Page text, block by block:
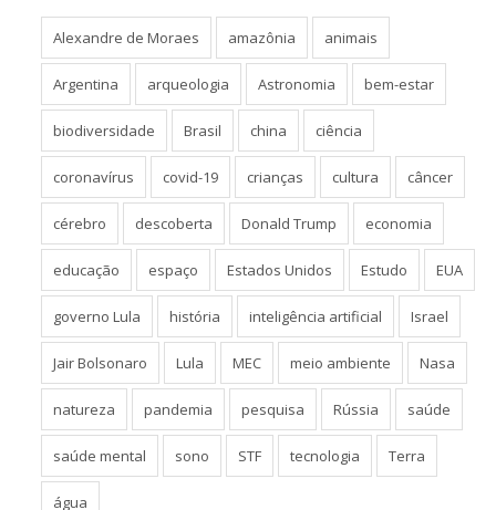
Alexandre de Moraes amazônia animais
Argentina arqueologia Astronomia bem-estar
biodiversidade Brasil china ciência
coronavírus covid-19 crianças cultura câncer
cérebro descoberta Donald Trump economia
educação espaço Estados Unidos Estudo EUA
governo Lula história inteligência artificial Israel
Jair Bolsonaro Lula MEC meio ambiente Nasa
natureza pandemia pesquisa Rússia saúde
saúde mental sono STF tecnologia Terra
água